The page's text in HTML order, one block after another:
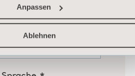
Anpassen
Ablehnen